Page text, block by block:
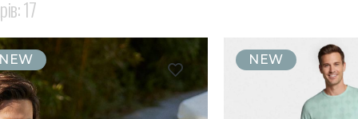
17
NEW NEW